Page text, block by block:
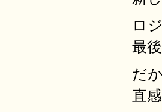
ロ
最
だ
直